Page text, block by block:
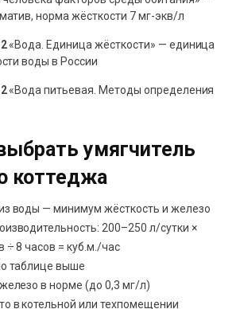
норма жёсткости 7 мг-экв/л
«Вода. Единица жёсткости» — единица
воды в России
«Вода питьевая. Методы определения
умягчитель
коттеджа
воды — минимум жёсткость и железо
200–250 л/сутки ×
÷ 8 часов = куб.м./час
таблице выше
в норме (до 0,3 мг/л)
в котельной или техпомещении